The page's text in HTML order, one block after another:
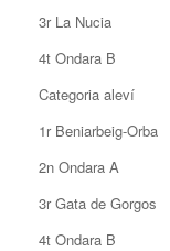
3r La Nucia
4t Ondara B
Categoria aleví
1r Beniarbeig-Orba
2n Ondara A
3r Gata de Gorgos
4t Ondara B